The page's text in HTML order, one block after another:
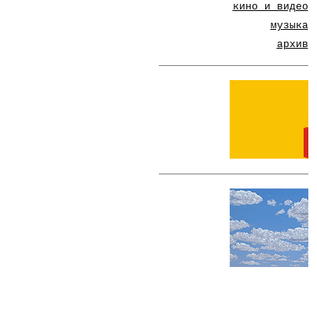
кино и видео
музыка
архив